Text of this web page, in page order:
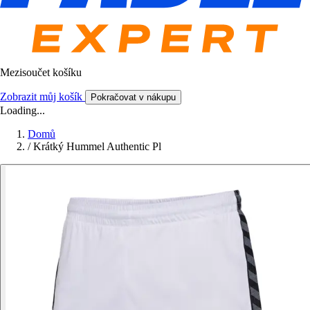
Mezisoučet košíku
Zobrazit můj košík Pokračovat v nákupu
Loading...
Domů
/ Krátký Hummel Authentic Pl